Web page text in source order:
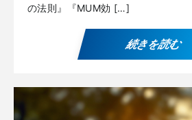
の法則』『MUM効 […]
続きを読む